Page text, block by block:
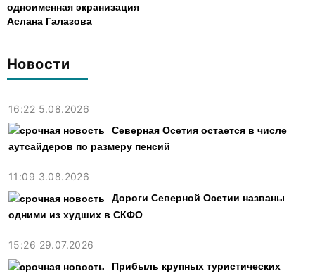
Новости
16:22 5.08.2026
Северная Осетия остается в числе
аутсайдеров по размеру пенсий
11:09 3.08.2026
Дороги Северной Осетии названы
одними из худших в СКФО
15:26 29.07.2026
Прибыль крупных туристических
одноименная экранизация
Аслана Галазова